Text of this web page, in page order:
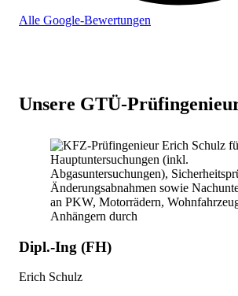
Alle Google-Bewertungen
Unsere GTÜ-
Dipl.-Ing (FH)
Erich Schulz